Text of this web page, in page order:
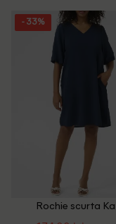
- 33%
Rochie scurta